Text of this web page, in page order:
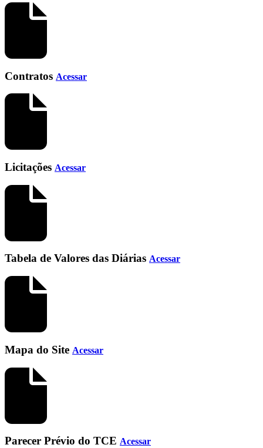
Contratos Acessar
Licitações Acessar
Tabela de Valores das Diárias Acessar
Mapa do Site Acessar
Parecer Prévio do TCE Acessar